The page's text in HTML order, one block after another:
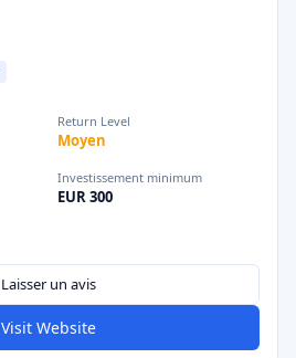
Return Level
Moyen
Investissement minimum
EUR 300
Laisser un avis
Visit Website